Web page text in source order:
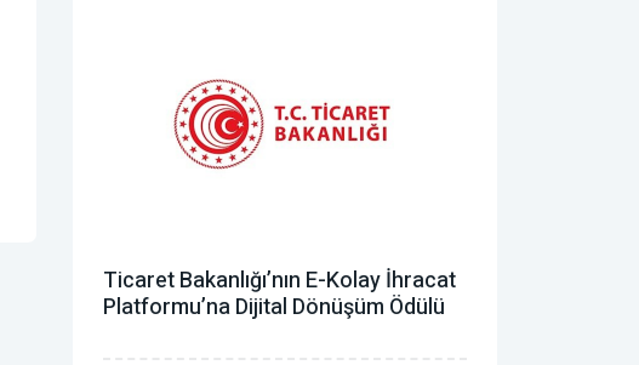
Ticaret Bakanlığı’nın E-Kolay İhracat
Platformu’na Dijital Dönüşüm Ödülü